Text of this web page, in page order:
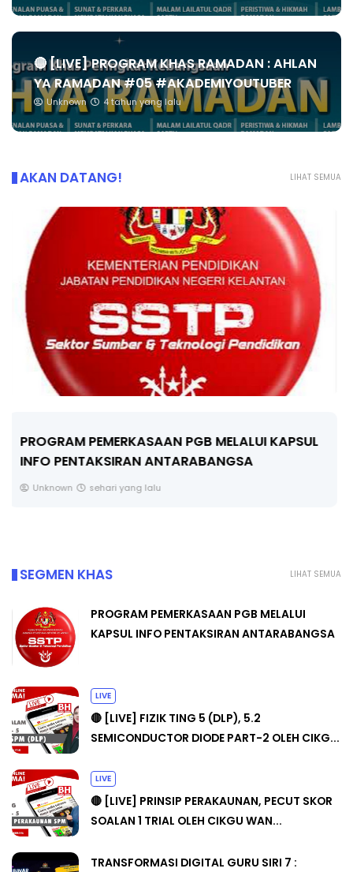
🔴 [LIVE] PROGRAM KHAS RAMADAN : AHLAN
YA RAMADAN #05 #AKADEMIYOUTUBER
Unknown 4 tahun yang lalu
LIHAT SEMUA
AKAN DATANG!
🔴 [LIVE] FIZIK TING 5 (DLP), 5.2
SEMICONDUCTOR DIODE PART-2 OLEH CIKG...
LIHAT SEMUA
SEGMEN KHAS
PROGRAM PEMERKASAAN PGB MELALUI
KAPSUL INFO PENTAKSIRAN ANTARABANGSA
LIVE
🔴 [LIVE] FIZIK TING 5 (DLP), 5.2
SEMICONDUCTOR DIODE PART-2 OLEH CIKG...
LIVE
🔴 [LIVE] PRINSIP PERAKAUNAN, PECUT SKOR
SOALAN 1 TRIAL OLEH CIKGU WAN...
TRANSFORMASI DIGITAL GURU SIRI 7 :